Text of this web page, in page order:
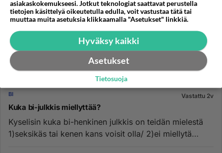
BI Vastattu 2v
Kuka bi-julkkis miellyttää?
Kyselisin kuka bi-henkinen julkkis on teidän mielestä
1)seksikäs tai kenen kans voisit olla/ 2)ei miellytä
asiakaskokemukseesi. Jotkut teknologiat saattavat perustella
tietojen käsittelyä oikeutetulla edulla, voit vastustaa tätä tai
muuttaa muita asetuksia klikkaamalla "Asetukset" linkkiä.
Hyväksy kaikki
Asetukset
Tietosuoja